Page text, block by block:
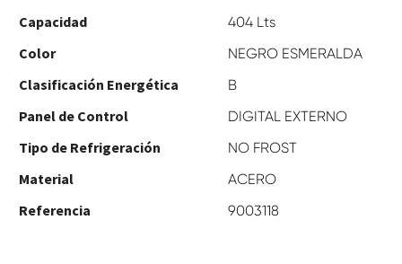
Capacidad 404 Lts
Color NEGRO ESMERALDA
Clasificación Energética B
Panel de Control DIGITAL EXTERNO
Tipo de Refrigeración NO FROST
Material ACERO
Referencia 9003118